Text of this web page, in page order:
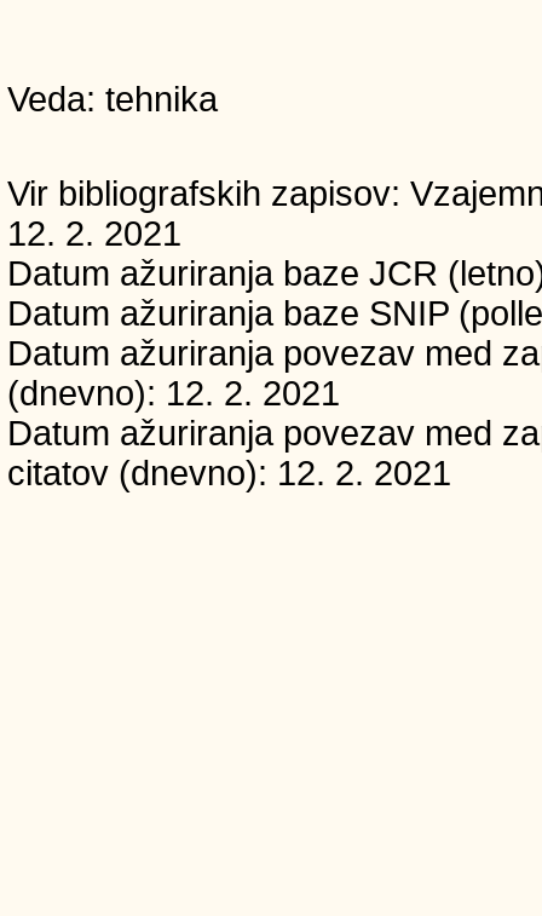
Veda: tehnika
Vir bibliografskih zapisov:
12. 2. 2021
Datum ažuriranja baze JCR
Datum ažuriranja baze SNIP
Datum ažuriranja povezav med
(dnevno): 12. 2. 2021
Datum ažuriranja povezav med
citatov (dnevno): 12. 2. 2021